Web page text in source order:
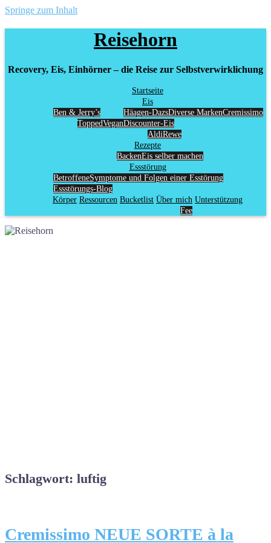
Springe zum Inhalt
Reisehorn
Recovery, Eis, Einhörner – die Reise zur Selbstverwirklichung
Startseite
Eis
Ben & Jerry’s
ToppedVegan
Häagen-DazsDiverse MarkenCremissimo
Discounter-Eis
AldiRewe
Rezepte
BackenEis selber machen
Essstörung
BetroffeneSymptome und Folgen einer Esstörung
Essstörungs-Blog
Körper Ressourcen Bucketlist Über mich
Fee
Unterstützung
Schlagwort: luftig
Cremissimo NEUE SORTE à la